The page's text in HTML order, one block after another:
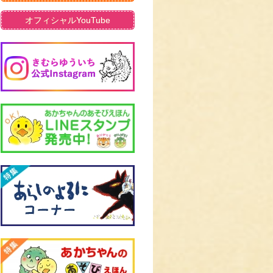
オフィシャルYouTube